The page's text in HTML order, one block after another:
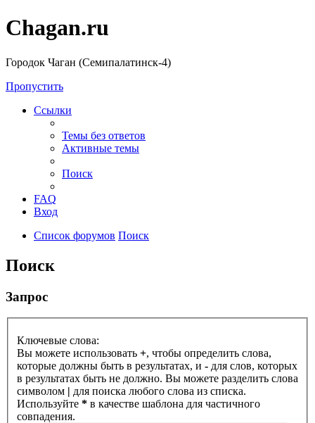
Chagan.ru
Городок Чаган (Семипалатинск-4)
Пропустить
Ссылки
Темы без ответов
Активные темы
Поиск
FAQ
Вход
Список форумов Поиск
Поиск
Запрос
Ключевые слова:
Вы можете использовать +, чтобы определить слова,
которые должны быть в результатах, и - для слов, которых
в результатах быть не должно. Вы можете разделить слова
символом | для поиска любого слова из списка.
Используйте * в качестве шаблона для частичного
совпадения.